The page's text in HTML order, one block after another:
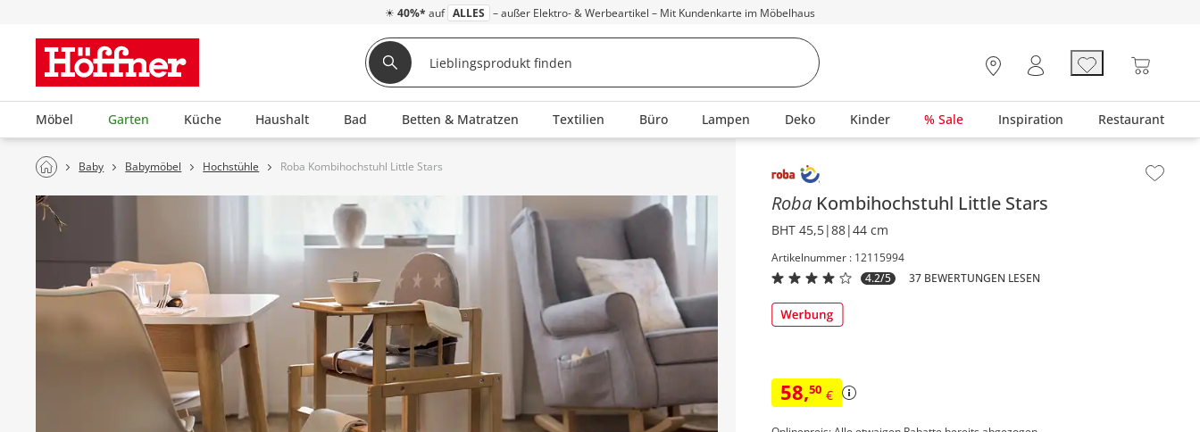
☀ 40%* auf ALLES – außer Elektro- & Werbeartikel – Mit Kundenkarte im Möbelhaus
Möbel Garten Küche Haushalt Bad Betten & Matratzen Textilien Büro Lampen Deko Kinder % Sale Inspiration Restaurant
Baby Babymöbel Hochstühle Roba Kombihochstuhl Little Stars Inhalt der Seitenleiste überspringen - Zum Seitenende
Roba Kombihochstuhl Little Stars
BHT 45,5|88|44 cm
Artikelnummer : 12115994
4.2/5
37 BEWERTUNGEN LESEN
58,50 €